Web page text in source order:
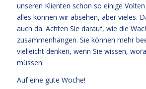
unseren Klienten schon so einige
alles können wir absehen, aber vieles.
auch da. Achten Sie darauf, wie die
zusammenhängen. Sie können mehr
vielleicht denken, wenn Sie wissen,
müssen.
Auf eine gute Woche!